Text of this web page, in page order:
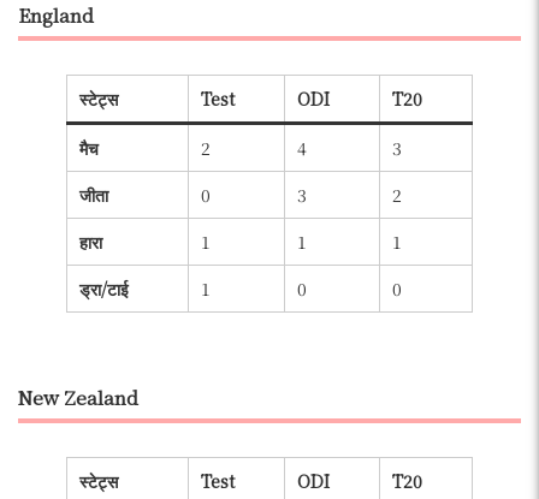
England
स्टेट्स Test ODI T20
मैच 2 4
3
जीता
0 3
2
हारा
1 1
1
ड्रा/टाई
1 0 0
New Zealand
स्टेट्स Test ODI T20